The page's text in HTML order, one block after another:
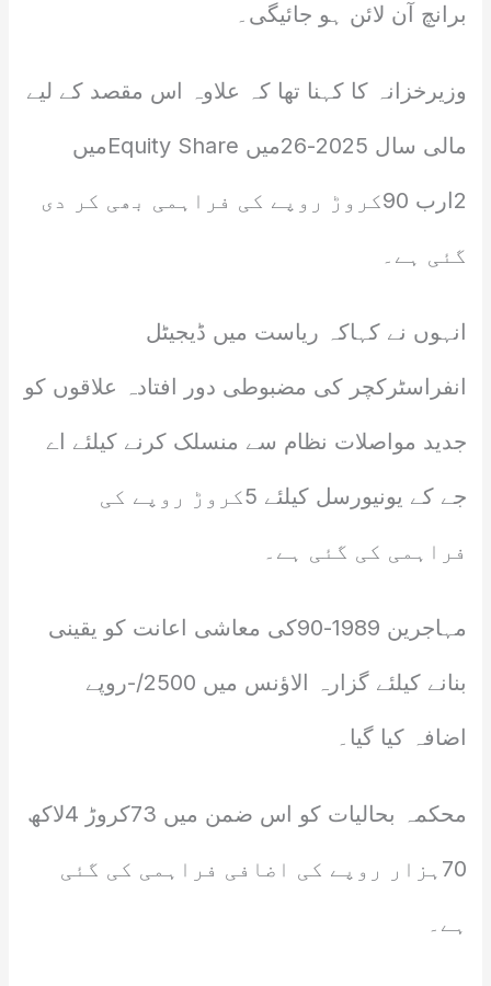
برانچ آن لائن ہو جائیگی۔
وزیرخزانہ کا کہنا تھا کہ علاوہ اس مقصد کے لیے
مالی سال 2025-26میں Equity Shareمیں
2ارب 90کروڑ روپے کی فراہمی بھی کر دی
گئی ہے۔
انہوں نے کہاکہ ریاست میں ڈیجیٹل
انفراسٹرکچر کی مضبوطی دور افتادہ علاقوں کو
جدید مواصلات نظام سے منسلک کرنے کیلئے اے
جے کے یونیورسل کیلئے 5کروڑ روپے کی
فراہمی کی گئی ہے۔
مہاجرین 1989-90کی معاشی اعانت کو یقینی
بنانے کیلئے گزارہ الاؤنس میں 2500/-روپے
اضافہ کیا گیا۔
محکمہ بحالیات کو اس ضمن میں 73کروڑ 4لاکھ
70ہزار روپے کی اضافی فراہمی کی گئی
ہے۔